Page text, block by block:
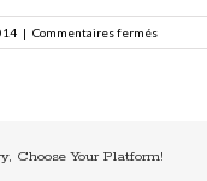
| Commentaires ferméssur
Flower
Choose Your Platform!